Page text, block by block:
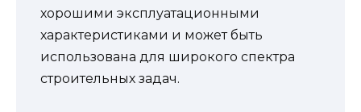
хорошими эксплуатационными
характеристиками и может быть
использована для широкого спектра
строительных задач.